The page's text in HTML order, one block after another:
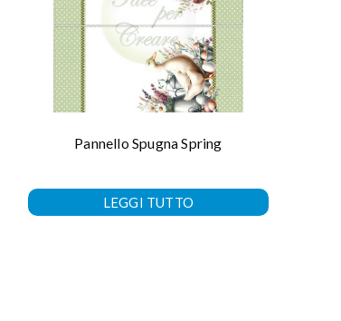
Pannello Spugna Spring
LEGGI TUTTO